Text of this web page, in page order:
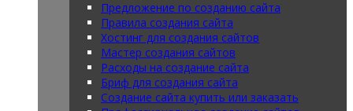
Предложение по созданию сайта
Правила создания сайта
Хостинг для создания сайтов
Мастер создания сайтов
Расходы на создание сайта
Бриф для создания сайта
Создание сайта купить или заказать